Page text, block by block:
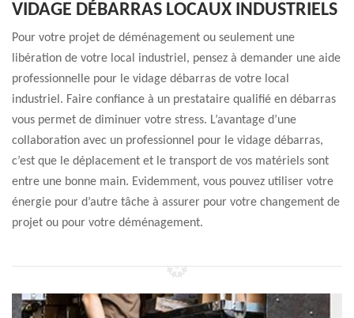
VIDAGE DÉBARRAS LOCAUX INDUSTRIELS
Pour votre projet de déménagement ou seulement une
libération de votre local industriel, pensez à demander une aide
professionnelle pour le vidage débarras de votre local
industriel. Faire confiance à un prestataire qualifié en débarras
vous permet de diminuer votre stress. L’avantage d’une
collaboration avec un professionnel pour le vidage débarras,
c’est que le déplacement et le transport de vos matériels sont
entre une bonne main. Evidemment, vous pouvez utiliser votre
énergie pour d’autre tâche à assurer pour votre changement de
projet ou pour votre déménagement.